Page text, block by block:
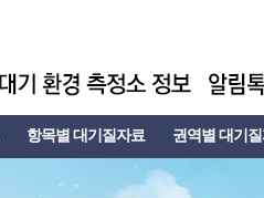
항목별 대기질자료 권역별 대기